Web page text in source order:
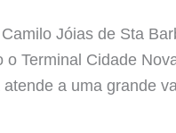
Jóias de Sta
Terminal Cidade
a uma grande